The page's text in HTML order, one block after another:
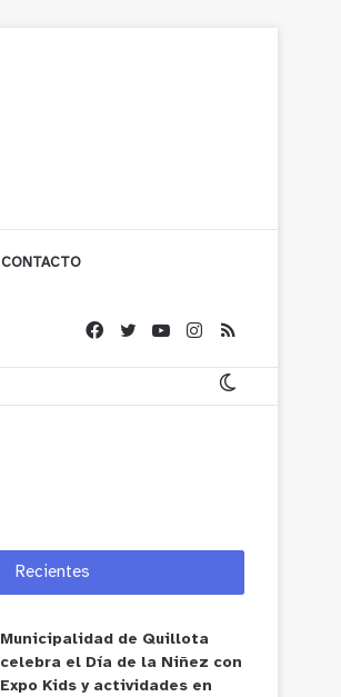
CONTACTO
Recientes
Municipalidad de Quillota
celebra el Día de la Niñez con
Expo Kids y actividades en